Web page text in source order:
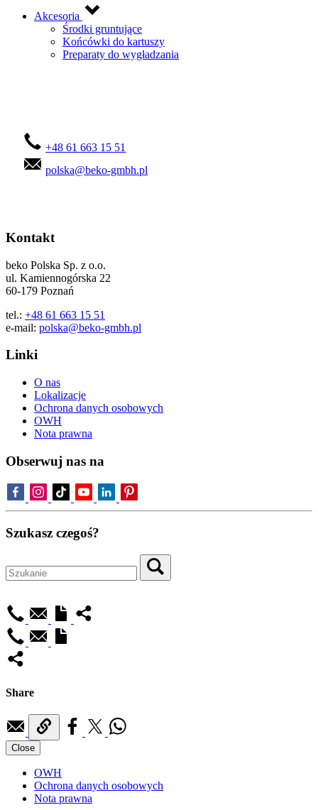
Akcesoria
Środki gruntujące
Końcówki do kartuszy
Preparaty do wygładzania
+48 61 663 15 51
polska@beko-gmbh.pl
Kontakt
beko Polska Sp. z o.o.
ul. Kamiennogórska 22
60-179 Poznań
tel.: +48 61 663 15 51
e-mail: polska@beko-gmbh.pl
Linki
O nas
Lokalizacje
Ochrona danych osobowych
OWH
Nota prawna
Obserwuj nas na
Szukasz czegoś?
Share
Close
OWH
Ochrona danych osobowych
Nota prawna